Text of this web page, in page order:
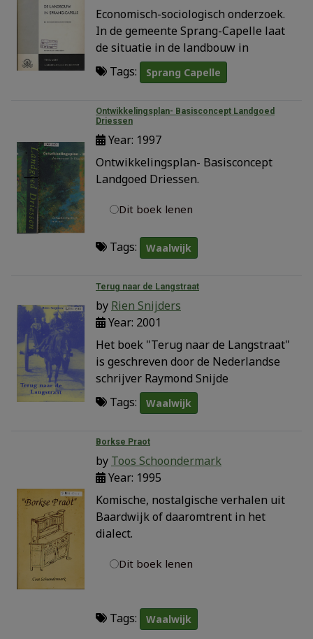
Economisch-sociologisch onderzoek.
In de gemeente Sprang-Capelle laat
de situatie in de landbouw in
Tags:
Sprang Capelle
Ontwikkelingsplan- Basisconcept Landgoed
Driessen
Year: 1997
Ontwikkelingsplan- Basisconcept
Landgoed Driessen.
Dit boek lenen
Tags: Waalwijk
Terug naar de Langstraat
by Rien Snijders
Year: 2001
Het boek "Terug naar de Langstraat"
is geschreven door de Nederlandse
schrijver Raymond Snijde
Tags:
Waalwijk
Borkse Praot
by Toos Schoondermark
Year: 1995
Komische, nostalgische verhalen uit
Baardwijk of daaromtrent in het
dialect.
Dit boek lenen
Tags: Waalwijk